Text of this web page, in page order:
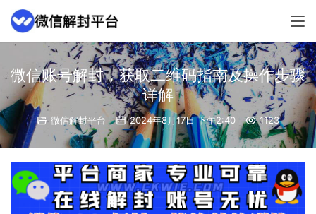
微信账号解封，获取二维码指南及操作步骤
详解
微信解封平台 2024年8月17日 下午2:40 1123